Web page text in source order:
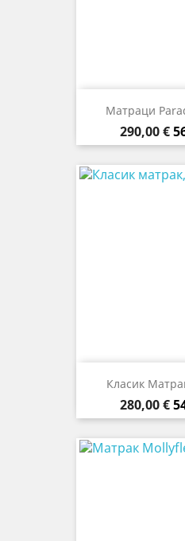
Матраци
Цена
290,00 €
Класик
Цена
280,00 €